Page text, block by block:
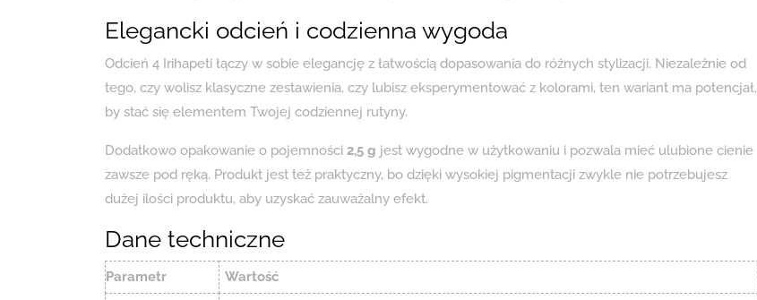
Elegancki odcień i codzienna wygoda
Odcień 4 Irihapeti łączy w sobie elegancję z łatwością dopasowania do różnych stylizacji. Niezależnie od
tego, czy wolisz klasyczne zestawienia, czy lubisz eksperymentować z kolorami, ten wariant ma potencjał,
by stać się elementem Twojej codziennej rutyny.
Dodatkowo opakowanie o pojemności 2,5 g jest wygodne w użytkowaniu i pozwala mieć ulubione cienie
zawsze pod ręką. Produkt jest też praktyczny, bo dzięki wysokiej pigmentacji zwykle nie potrzebujesz
dużej ilości produktu, aby uzyskać zauważalny efekt.
Dane techniczne
Parametr
Wartość